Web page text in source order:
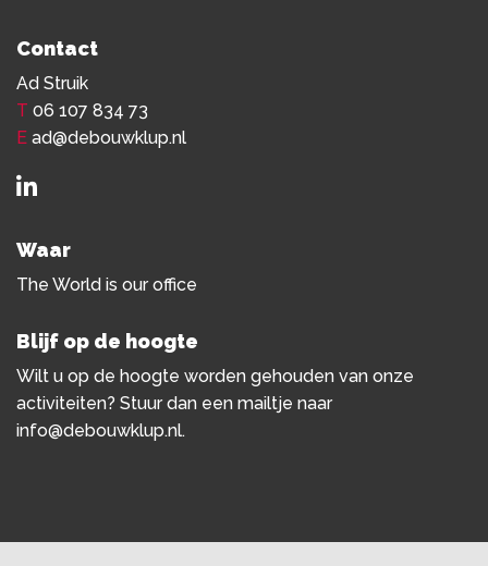
Contact
Ad Struik
T 06 107 834 73
E ad@debouwklup.nl
Waar
The World is our office
Blijf op de hoogte
Wilt u op de hoogte worden gehouden van onze
activiteiten? Stuur dan een mailtje naar
info@debouwklup.nl.